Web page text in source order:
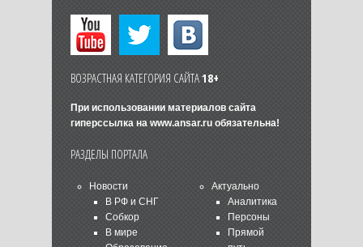
ВОЗРАСТНАЯ КАТЕГОРИЯ САЙТА18+
При использовании материалов сайта
гиперссылка на www.ansar.ruобязательна!
РАЗДЕЛЫ ПОРТАЛА
Новости
В РФ и СНГ
Собкор
В мире
Актуально
Аналитика
Персоны
Прямой